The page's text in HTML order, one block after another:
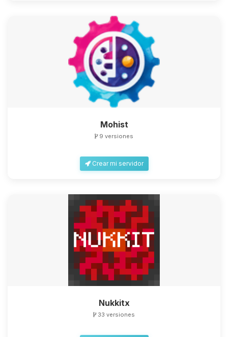
Mohist
9 versiones
Crear mi servidor
Nukkitx
33 versiones